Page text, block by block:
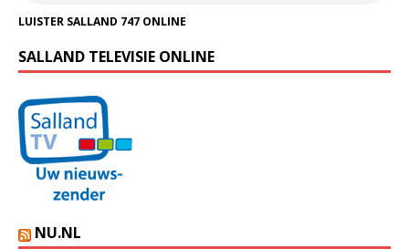
LUISTER SALLAND 747 ONLINE
SALLAND TELEVISIE ONLINE
NU.NL